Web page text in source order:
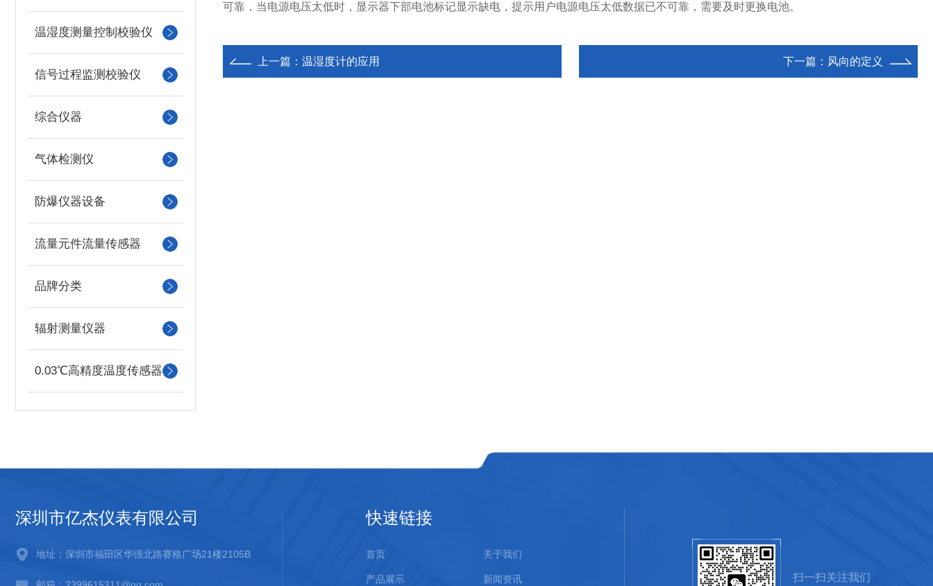
可靠，当电源电压太低时，显示器下部电池标记显示缺电，提示用户电源电压太低数据已不可靠，需要及时更换电池。
上一篇： 温湿度计的应用 下一篇： 风向的定义
温湿度测量控制校验仪
信号过程监测校验仪
综合仪器
气体检测仪
防爆仪器设备
流量元件流量传感器
品牌分类
辐射测量仪器
0.03℃高精度温度传感器
深圳市亿杰仪表有限公司
地址：深圳市福田区华强北路赛格广场21楼2105B
快速链接
首页 关于我们
产品展示 新闻资讯 扫一扫关注我们